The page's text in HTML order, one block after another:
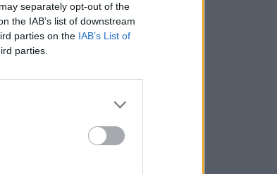
separately opt-out of the
the IAB’s list of downstream
parties on the IAB’s List of
parties.
entre
cas
entre